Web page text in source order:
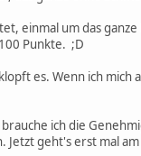
einmal um das
Punkte. ;D
es. Wenn ich mich
ich die
geht's erst mal